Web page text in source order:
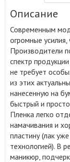
Описание
Современным
огромные
Производители
спектр
не требует
из этих
нанесенную на
быстрый и
Пленка легко
намачивания и
пластину (лак
технологией). В
маникюр,